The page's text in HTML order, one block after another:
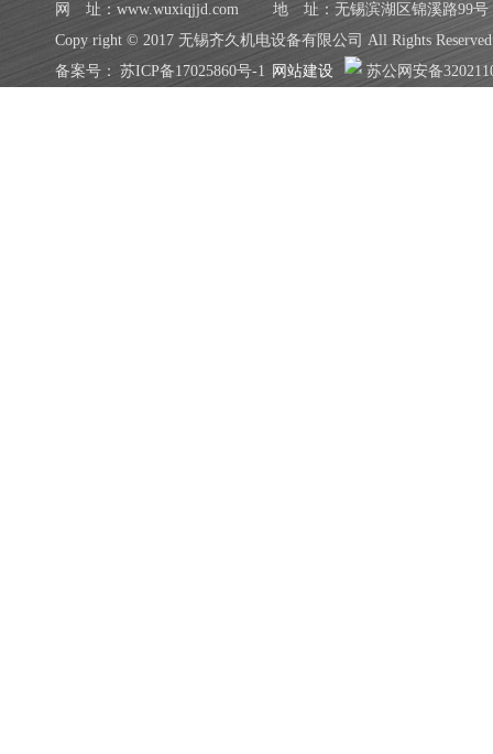
网 址：www.wuxiqjjd.com
地 址：无锡滨湖区锦溪路99号
Copy right © 2017 无锡齐久机电设备有限公司 All Rights Reserved
备案号： 苏ICP备17025860号-1 网站建设 苏公网安备